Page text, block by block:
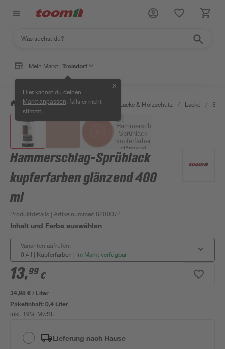
Mein Markt: Troisdorf
Hier kannst du deinen
Markt anpassen , falls er nicht
stimmt.
✕
/ Bauen & Renovieren / Farben, Lacke & Holzschutz / Lacke /
Hammerschlag-Sprühlack
kupferfarben glänzend 400
ml
Produktdetails | Artikelnummer: 8200074
Inhalt und Farbe auswählen
Varianten aufrufen:
0,4 l | Kupferfarben | Im Markt verfügbar
13,99 €
34,98 € / Liter
Paketinhalt:0,4 Liter
inkl. 19% MwSt.
Lieferung nach Hause